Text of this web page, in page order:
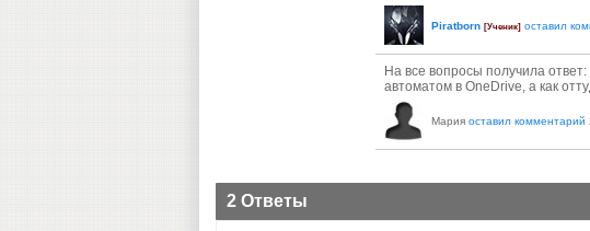
Piratborn [Ученик] оставил
На все вопросы получила
автоматом в OneDrive, а как
Мария оставил комментарий
2 Ответы